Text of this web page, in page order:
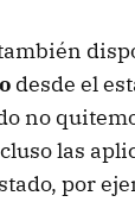
desde el
no
las
por